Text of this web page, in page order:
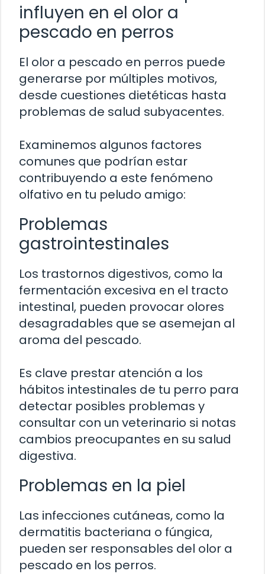
influyen en el olor a
pescado en perros
El olor a pescado en perros puede
generarse por múltiples motivos,
desde cuestiones dietéticas hasta
problemas de salud subyacentes.
Examinemos algunos factores
comunes que podrían estar
contribuyendo a este fenómeno
olfativo en tu peludo amigo:
Problemas
gastrointestinales
Los trastornos digestivos, como la
fermentación excesiva en el tracto
intestinal, pueden provocar olores
desagradables que se asemejan al
aroma del pescado.
Es clave prestar atención a los
hábitos intestinales de tu perro para
detectar posibles problemas y
consultar con un veterinario si notas
cambios preocupantes en su salud
digestiva.
Problemas en la piel
Las infecciones cutáneas, como la
dermatitis bacteriana o fúngica,
pueden ser responsables del olor a
pescado en los perros.